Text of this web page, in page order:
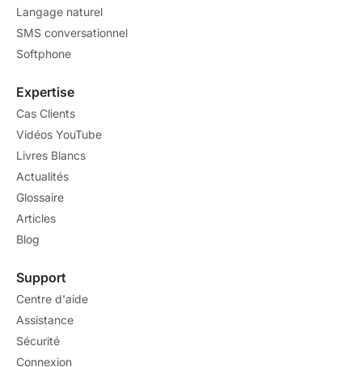
Langage naturel
SMS conversationnel
Softphone
Expertise
Cas Clients
Vidéos YouTube
Livres Blancs
Actualités
Glossaire
Articles
Blog
Support
Centre d'aide
Assistance
Sécurité
Connexion